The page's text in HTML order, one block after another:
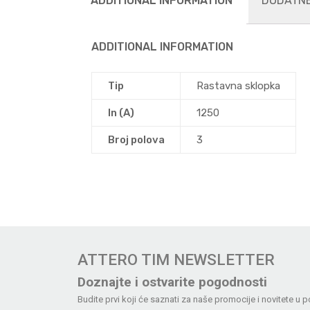
ADDITIONAL INFORMATION
Tip Rastavna sklopka
In (A) 1250
Broj polova 3
ATTERO TIM NEWSLETTER
Doznajte i ostvarite pogodnosti
Budite prvi koji će saznati za naše promocije i novitete u